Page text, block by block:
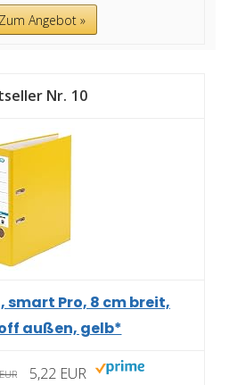
Angebot »
10
smart Pro, 8 cm breit,
außen, gelb*
5,22 EUR